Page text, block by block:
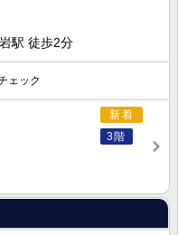
駅 徒歩2分
ェック
新着
3階